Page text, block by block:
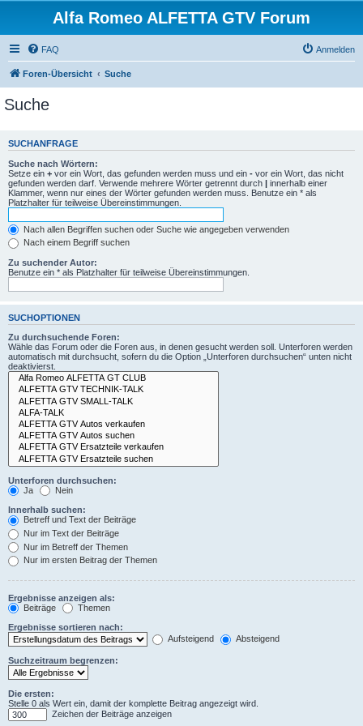
Alfa Romeo ALFETTA GTV Forum
FAQ Anmelden
Foren-Übersicht Suche
Suche
SUCHANFRAGE
Suche nach Wörtern:
Setze ein + vor ein Wort, das gefunden werden muss und ein - vor ein Wort, das nicht
gefunden werden darf. Verwende mehrere Wörter getrennt durch | innerhalb einer
Klammer, wenn nur eines der Wörter gefunden werden muss. Benutze ein * als
Platzhalter für teilweise Übereinstimmungen.
Nach allen Begriffen suchen oder Suche wie angegeben verwenden
Nach einem Begriff suchen
Zu suchender Autor:
Benutze ein * als Platzhalter für teilweise Übereinstimmungen.
SUCHOPTIONEN
Zu durchsuchende Foren:
Wähle das Forum oder die Foren aus, in denen gesucht werden soll. Unterforen werden
automatisch mit durchsucht, sofern du die Option „Unterforen durchsuchen“ unten nicht
deaktivierst.
Unterforen durchsuchen:
Ja
Nein
Innerhalb suchen:
Betreff und Text der Beiträge
Nur im Text der Beiträge
Nur im Betreff der Themen
Nur im ersten Beitrag der Themen
Ergebnisse anzeigen als:
Beiträge
Themen
Ergebnisse sortieren nach:
Aufsteigend
Absteigend
Suchzeitraum begrenzen:
Die ersten:
Stelle 0 als Wert ein, damit der komplette Beitrag angezeigt wird.
Zeichen der Beiträge anzeigen